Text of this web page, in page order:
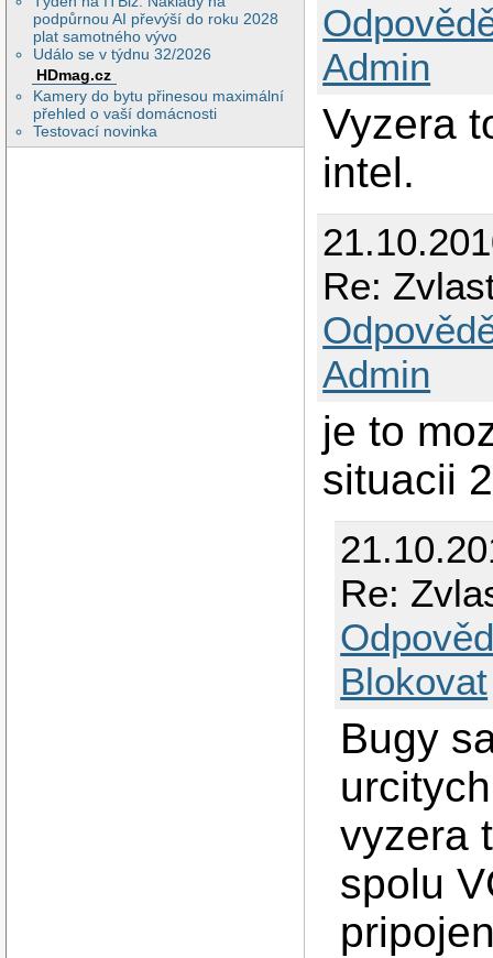
podpůrnou AI převýší do roku 2028
plat samotného vývo
Událo se v týdnu 32/2026
HDmag.cz
Kamery do bytu přinesou maximální
přehled o vaší domácnosti
Testovací novinka
Admin
Vyzera
intel.
Re:
Admin
je to
situacii
Re:
Blokovat
Bugy
vyzera
spolu